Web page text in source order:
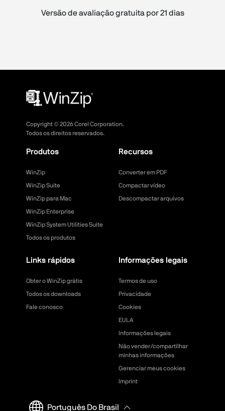
Versão de avaliação gratuita por 21 dias
Copyright © 2026Corel Corporation.
Todos os direitos reservados.
Produtos
WinZip
WinZip Suite
WinZip para Mac
WinZip Enterprise
WinZip System Utilities Suite
Todos os produtos
Recursos
Converter em PDF
Compactar vídeo
Descompactar arquivos
Links rápidos
Obter o WinZip grátis
Todos os downloads
Fale conosco
Informações legais
Termos de uso
Privacidade
Cookies
EULA
Informações legais
Não vender/compartilhar
minhas informações
Gerenciar meus cookies
Imprint
Português Do Brasil